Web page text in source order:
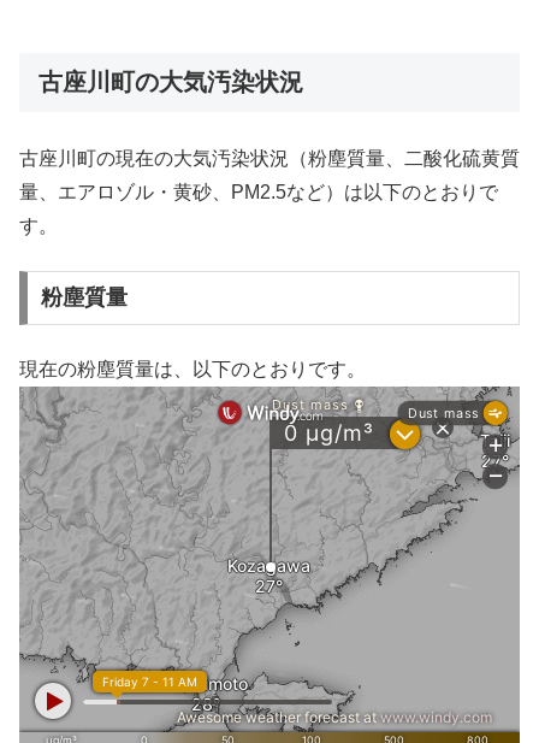
古座川町の大気汚染状況
古座川町の現在の大気汚染状況（粉塵質量、二酸化硫黄質
量、エアロゾル・黄砂、PM2.5など）は以下のとおりで
す。
粉塵質量
現在の粉塵質量は、以下のとおりです。